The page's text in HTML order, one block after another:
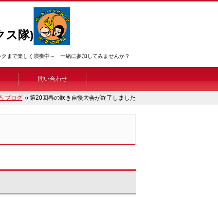
ス隊)
まで楽しく演奏中～ 一緒に参加してみませんか？
問い合わせ
ブログ 第20回春の吹き自慢大会が終了しました